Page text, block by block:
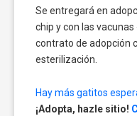
Se entregará en
chip y con las
contrato de adopción
esterilización.
Hay más gatitos
¡Adopta, hazle sitio!